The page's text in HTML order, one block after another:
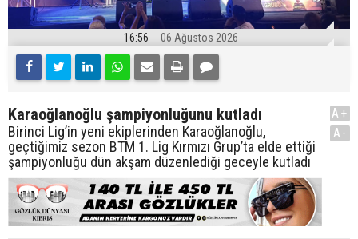
16:56 06 Ağustos 2026
Karaoğlanoğlu şampiyonluğunu kutladı
Birinci Lig’in yeni ekiplerinden Karaoğlanoğlu,
geçtiğimiz sezon BTM 1. Lig Kırmızı Grup’ta elde ettiği
şampiyonluğu dün akşam düzenlediği geceyle kutladı
A+
A-